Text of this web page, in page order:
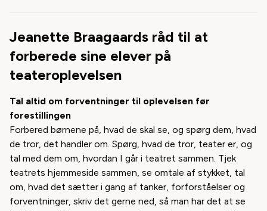
Jeanette Braagaards råd til at
forberede sine elever på
teateroplevelsen
Tal altid om forventninger til oplevelsen før
forestillingen
Forbered børnene på, hvad de skal se, og spørg dem, hvad
de tror, det handler om. Spørg, hvad de tror, teater er, og
tal med dem om, hvordan I går i teatret sammen. Tjek
teatrets hjemmeside sammen, se omtale af stykket, tal
om, hvad det sætter i gang af tanker, forforståelser og
forventninger, skriv det gerne ned, så man har det at se